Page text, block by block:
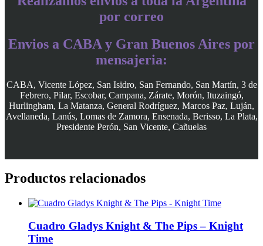
por correo
Envios a CABA y Gran Buenos Aires por
mensajeria:
CABA, Vicente López, San Isidro, San Fernando, San Martín, 3 de
Febrero, Pilar, Escobar, Campana, Zárate, Morón, Ituzaingó,
Hurlingham, La Matanza, General Rodríguez, Marcos Paz, Luján,
Avellaneda, Lanús, Lomas de Zamora, Ensenada, Berisso, La Plata,
Presidente Perón, San Vicente, Cañuelas
Productos relacionados
Cuadro Gladys Knight & The Pips – Knight
Time